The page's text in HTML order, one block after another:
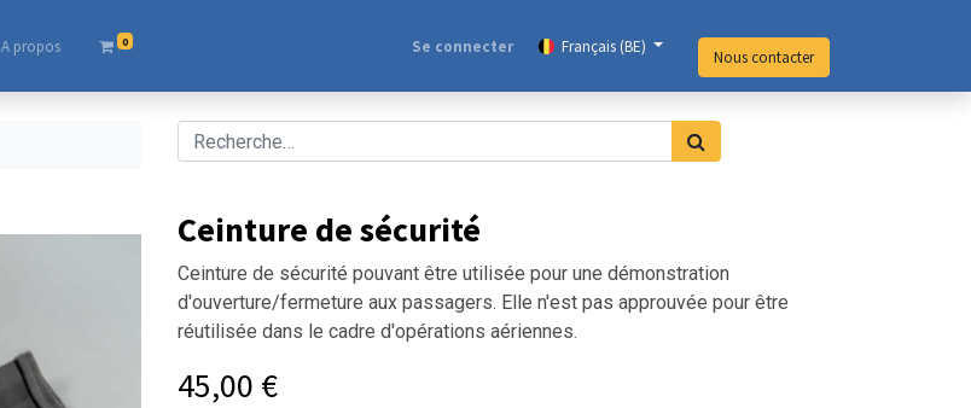
A propos​ 0 Se connecter Français (BE)
Nous contacter
Ceinture de sécurité
Ceinture de sécurité pouvant être utilisée pour une démonstration
d'ouverture/fermeture aux passagers. Elle n'est pas approuvée pour être
réutilisée dans le cadre d'opérations aériennes.
45,00 €